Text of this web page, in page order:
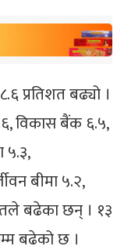
प्रतिशत बढ्यो ।
विकास बैंक ६.५,
५.३,
बीमा ५.२,
बढेका छन् । १३
बढेको छ ।